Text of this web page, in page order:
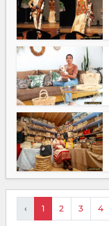
‹ 1 2 3 4